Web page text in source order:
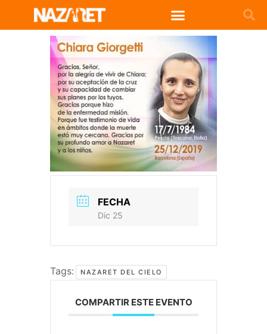
FECHA
Dic 25
Tags: NAZARET DEL CIELO
COMPARTIR ESTE EVENTO